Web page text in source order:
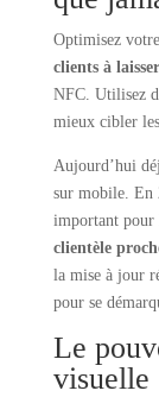
Optimisez
clients à
NFC. Utilisez
mieux cibler
Aujourd’hui
sur mobile. En
important pour
clientèle
la mise à jour
pour se
Le
visuelle